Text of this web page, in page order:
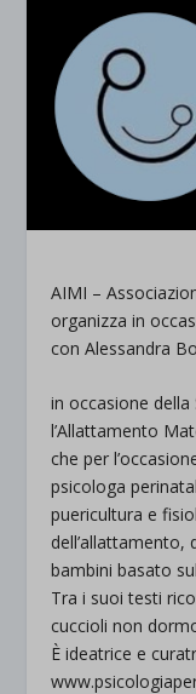
AIMI –
organizza in
con Alessandra
in occasione
l’Allattamento
che per
psicologa
puericultura e
dell’allattamento,
bambini basato
Tra i suoi testi
cuccioli non
È ideatrice e